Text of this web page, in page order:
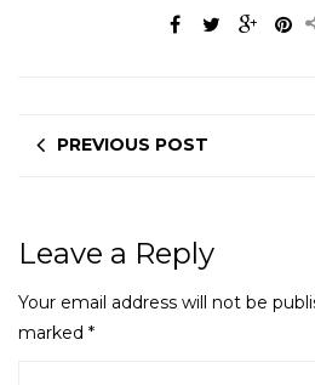
PREVIOUS POST
Leave a Reply
Your email address will not be
marked *